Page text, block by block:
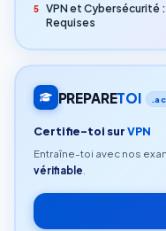
5
VPN et Cybersécurité
Requises
PREPARETOI
Certifie-toi surVPN
Entraîne-toi avec nos
vérifiable.